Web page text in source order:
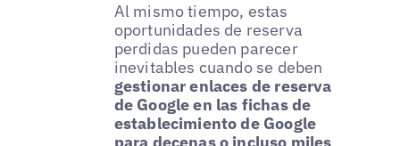
Al mismo tiempo, estas
oportunidades de reserva
perdidas pueden parecer
inevitables cuando se deben
gestionar enlaces de reserva
de Google en las fichas de
establecimiento de Google